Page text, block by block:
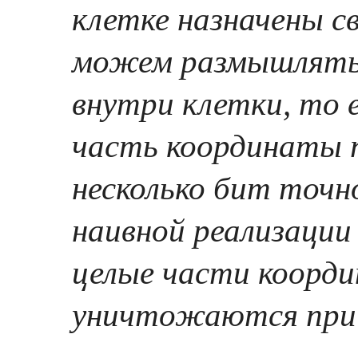
клетке назначены
можем
внутри клетки, то
часть координаты
несколько бит
наивной
целые части
уничтожаются